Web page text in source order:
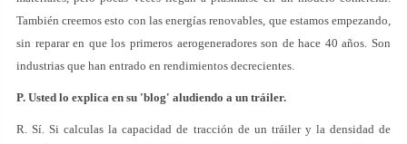
También creemos esto con las energías renovables, que estamos empezando,
sin reparar en que los primeros aerogeneradores son de hace 40 años. Son
industrias que han entrado en rendimientos decrecientes.
P. Usted lo explica en su 'blog' aludiendo a un tráiler.
R. Sí. Si calculas la capacidad de tracción de un tráiler y la densidad de